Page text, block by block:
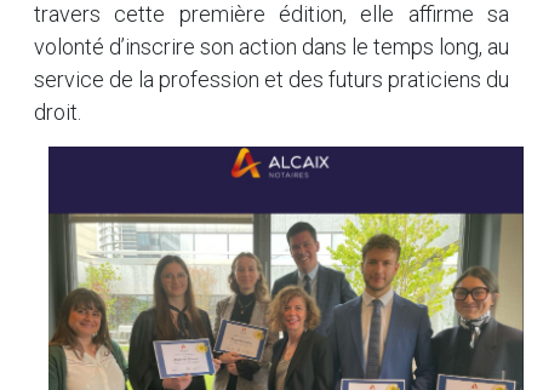
travers cette première édition, elle affirme sa
volonté d’inscrire son action dans le temps long, au
service de la profession et des futurs praticiens du
droit.